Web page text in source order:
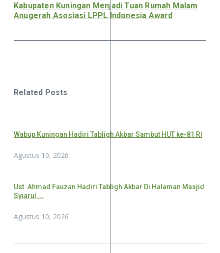
Kabupaten Kuningan Menjadi Tuan Rumah Malam
Anugerah Asosiasi LPPL Indonesia Award
Related Posts
Wabup Kuningan Hadiri Tabligh Akbar Sambut HUT ke-81 RI
Agustus 10, 2026
Ust. Ahmad Fauzan Hadiri Tabligh Akbar Di Halaman Masjid
Syiarul ...
Agustus 10, 2026